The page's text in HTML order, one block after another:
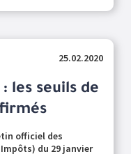
25.02.2020
les seuils de
officiel des
du 29 janvier